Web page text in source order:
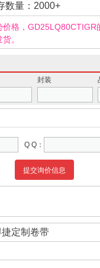
数量： 2000+
价格，
。
封装
Q Q：
提交询价信息
定制卷带